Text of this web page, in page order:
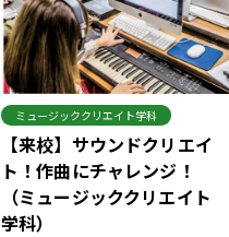
ミュージッククリエイト学科
【来校】サウンドクリエイ
ト！作曲にチャレンジ！
（ミュージッククリエイト
学科）